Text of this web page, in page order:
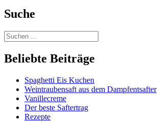
Suche
Beliebte Beiträge
Spaghetti Eis Kuchen
Weintraubensaft aus dem Dampfentsafter
Vanillecreme
Der beste Saftertrag
Rezepte